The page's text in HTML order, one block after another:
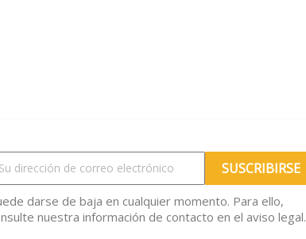
darse de baja en cualquier momento. Para ello,
nuestra información de contacto en el aviso legal.